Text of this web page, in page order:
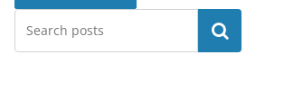
Search